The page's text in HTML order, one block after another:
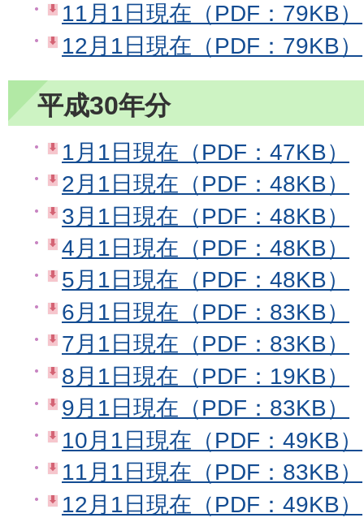
11月1日現在（PDF：79KB）
12月1日現在（PDF：79KB）
平成30年分
1月1日現在（PDF：47KB）
2月1日現在（PDF：48KB）
3月1日現在（PDF：48KB）
4月1日現在（PDF：48KB）
5月1日現在（PDF：48KB）
6月1日現在（PDF：83KB）
7月1日現在（PDF：83KB）
8月1日現在（PDF：19KB）
9月1日現在（PDF：83KB）
10月1日現在（PDF：49KB）
11月1日現在（PDF：83KB）
12月1日現在（PDF：49KB）